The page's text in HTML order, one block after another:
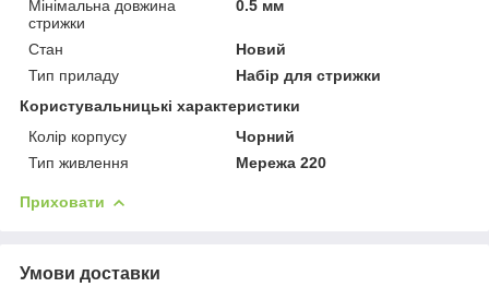
Мінімальна довжина
стрижки
0.5 мм
Стан
Новий
Тип приладу
Набір для стрижки
Користувальницькі характеристики
Колір корпусу
Чорний
Тип живлення
Мережа 220
Приховати
Умови доставки